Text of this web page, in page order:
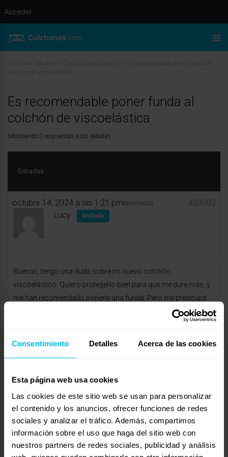
Consentimiento Detalles Acerca de las cookies
Esta página web usa cookies
Las cookies de este sitio web se usan para personalizar
el contenido y los anuncios, ofrecer funciones de redes
sociales y analizar el tráfico. Además, compartimos
información sobre el uso que haga del sitio web con
nuestros partners de redes sociales, publicidad y análisis
Es recomendable poner funda al
colchón de viscoelástica
Mostrando 0 respuestas a los debates
Entradas
octubre 14, 2024 a las 1:21 pm #33302
RESPONDER
Lucy Invitado
Buenas, tengo una duda sobre mi nuevo colchón
viscoelástico. Quiero protegerlo bien para que me dure más, y
me han recomendado ponerle una funda. Pero me preocupa
que esto afecte la transpirabilidad del colchón, ya que una de
las razones por las que lo compré es precisamente por lo
Mostrando 0 respuestas a los debates
Respuesta a: Es recomendable poner funda al colchón de
viscoelástica
Tu información:
Nombre (obligatorio):
Acceder